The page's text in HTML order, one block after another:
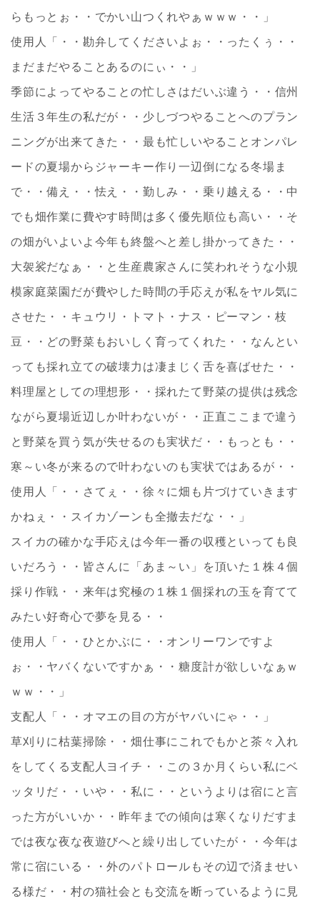
らもっとぉ・・でかい山つくれやぁｗｗｗ・・」
使用人「・・勘弁してくださいよぉ・・ったくぅ・・
まだまだやることあるのにぃ・・」
季節によってやることの忙しさはだいぶ違う・・信州
生活３年生の私だが・・少しづつやることへのプラン
ニングが出来てきた・・最も忙しいやることオンパレ
ードの夏場からジャーキー作り一辺倒になる冬場ま
で・・備え・・怯え・・勤しみ・・乗り越える・・中
でも畑作業に費やす時間は多く優先順位も高い・・そ
の畑がいよいよ今年も終盤へと差し掛かってきた・・
大袈裟だなぁ・・と生産農家さんに笑われそうな小規
模家庭菜園だが費やした時間の手応えが私をヤル気に
させた・・キュウリ・トマト・ナス・ピーマン・枝
豆・・どの野菜もおいしく育ってくれた・・なんとい
っても採れ立ての破壊力は凄まじく舌を喜ばせた・・
料理屋としての理想形・・採れたて野菜の提供は残念
ながら夏場近辺しか叶わないが・・正直ここまで違う
と野菜を買う気が失せるのも実状だ・・もっとも・・
寒～い冬が来るので叶わないのも実状ではあるが・・
使用人「・・さてぇ・・徐々に畑も片づけていきます
かねぇ・・スイカゾーンも全撤去だな・・」
スイカの確かな手応えは今年一番の収穫といっても良
いだろう・・皆さんに「あま～い」を頂いた１株４個
採り作戦・・来年は究極の１株１個採れの玉を育てて
みたい好奇心で夢を見る・・
使用人「・・ひとかぶに・・オンリーワンですよ
ぉ・・ヤバくないですかぁ・・糖度計が欲しいなぁｗ
ｗｗ・・」
支配人「・・オマエの目の方がヤバいにゃ・・」
草刈りに枯葉掃除・・畑仕事にこれでもかと茶々入れ
をしてくる支配人ヨイチ・・この３か月くらい私にベ
ッタリだ・・いや・・私に・・というよりは宿にと言
った方がいいか・・昨年までの傾向は寒くなりだすま
では夜な夜な夜遊びへと繰り出していたが・・今年は
常に宿にいる・・外のパトロールもその辺で済ませい
る様だ・・村の猫社会とも交流を断っているように見